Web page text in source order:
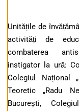
Unitățile de
activități de
combaterea
instigator la ură:
Colegiul Național
Teoretic „Radu
București,